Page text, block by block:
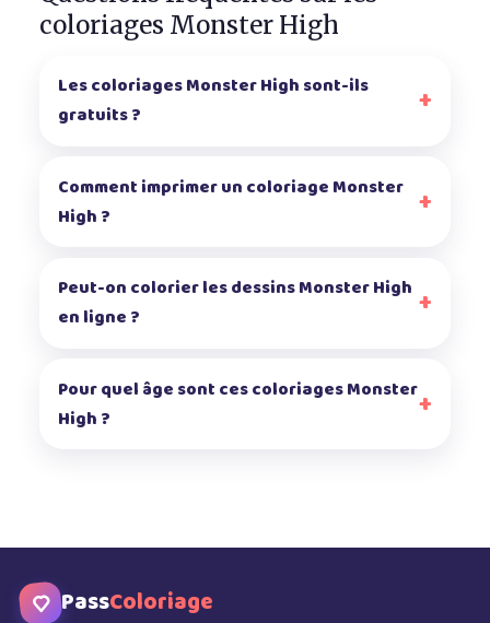
coloriages Monster High
Les coloriages Monster High sont-ils
gratuits ?
Comment imprimer un coloriage Monster
High ?
Peut-on colorier les dessins Monster High
en ligne ?
Pour quel âge sont ces coloriages Monster
High ?
PassColoriage